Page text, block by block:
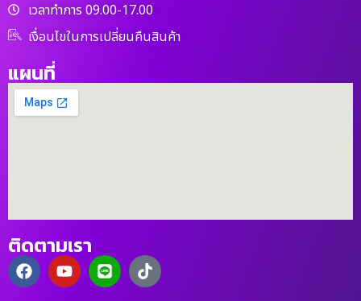
เวลาทำการ 09.00-17.00
เงื่อนไขในการเปลี่ยนคืนสินค้า
แผนที่
ติดตามเรา